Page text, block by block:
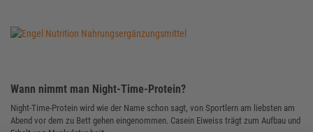
Wann nimmt man Night-Time-Protein?
Night-Time-Protein wird wie der Name schon sagt, von Sportlern am liebsten am
Abend vor dem zu Bett gehen eingenommen. Casein Eiweiss trägt zum Aufbau und